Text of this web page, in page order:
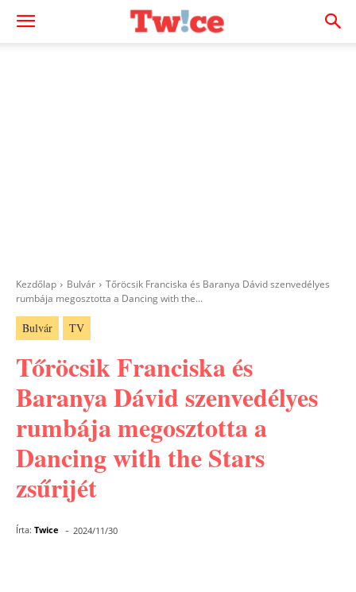
Kezdőlap Bulvár
Tőröcsik Franciska és Baranya Dávid szenvedélyes
rumbája megosztotta a Dancing with the...
Bulvár TV
Tőröcsik Franciska és
Baranya Dávid szenvedélyes
rumbája megosztotta a
Dancing with the Stars
zsűrijét
Írta: Twice - 2024/11/30